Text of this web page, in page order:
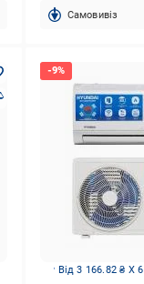
Cамовивіз
Від 3 166.82 ₴ X 6